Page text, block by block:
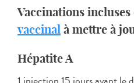
Vaccinations incluses
vaccinal à mettre à
Hépatite A